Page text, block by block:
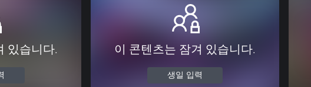
있습니다. 이 콘텐츠는 잠겨 있습니다.
생일 입력